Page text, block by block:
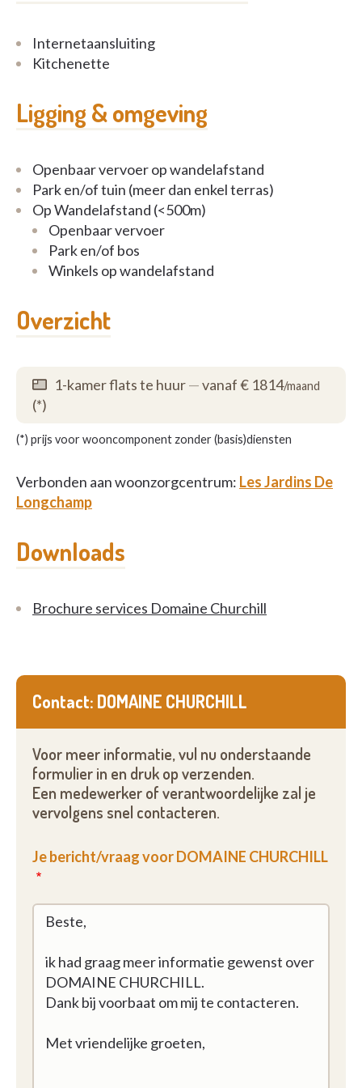
Internetaansluiting
Kitchenette
Ligging & omgeving
Openbaar vervoer op wandelafstand
Park en/of tuin (meer dan enkel terras)
Op Wandelafstand (<500m)
Openbaar vervoer
Park en/of bos
Winkels op wandelafstand
Overzicht
1-kamer flats te huur—vanaf € 1814/maand
(*)
(*) prijs voor wooncomponent zonder (basis)diensten
Verbonden aan woonzorgcentrum: Les Jardins De
Longchamp
Downloads
Brochure services Domaine Churchill
Contact: DOMAINE CHURCHILL
Voor meer informatie, vul nu onderstaande
formulier in en druk op verzenden.
Een medewerker of verantwoordelijke zal je
vervolgens snel contacteren.
Je bericht/vraag voor DOMAINE CHURCHILL